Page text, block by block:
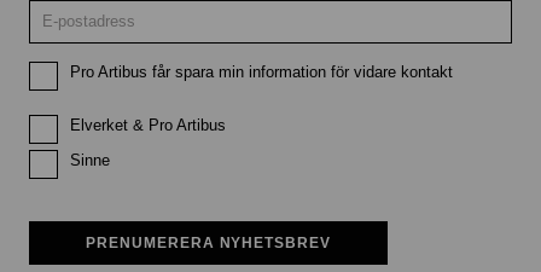
Pro Artibus får spara min information för vidare kontakt
Elverket & Pro Artibus
Sinne
PRENUMERERA NYHETSBREV